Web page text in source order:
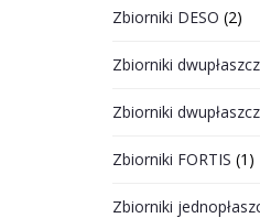
Zbiorniki DESO (2)
Zbiorniki
Zbiorniki
Zbiorniki FORTIS (1)
Zbiorniki